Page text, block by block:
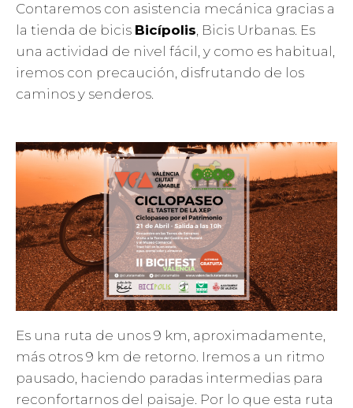
Contaremos con asistencia mecánica gracias a
la tienda de bicis Bicípolis, Bicis Urbanas. Es
una actividad de nivel fácil, y como es habitual,
iremos con precaución, disfrutando de los
caminos y senderos.
Es una ruta de unos 9 km, aproximadamente,
más otros 9 km de retorno. Iremos a un ritmo
pausado, haciendo paradas intermedias para
reconfortarnos del paisaje. Por lo que esta ruta